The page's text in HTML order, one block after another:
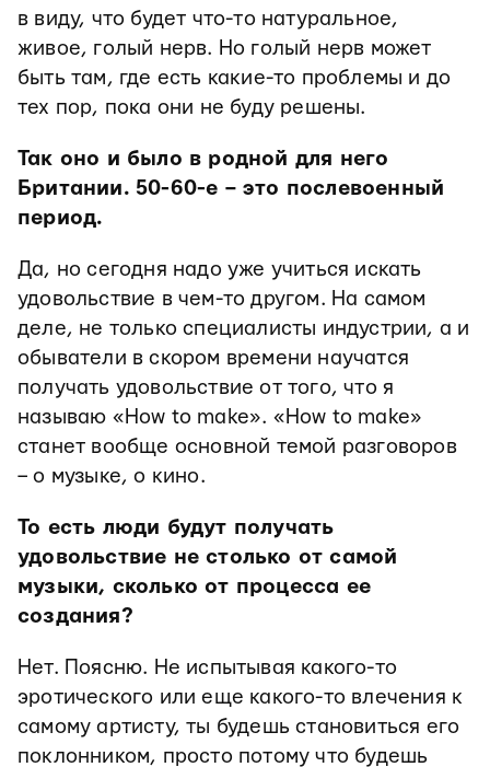
в виду, что будет что-то натуральное,
живое, голый нерв. Но голый нерв может
быть там, где есть какие-то проблемы и до
тех пор, пока они не буду решены.
Так оно и было в родной для него
Британии. 50-60-е – это послевоенный
период.
Да, но сегодня надо уже учиться искать
удовольствие в чем-то другом. На самом
деле, не только специалисты индустрии, а и
обыватели в скором времени научатся
получать удовольствие от того, что я
называю «How to make». «How to make»
станет вообще основной темой разговоров
– о музыке, о кино.
То есть люди будут получать
удовольствие не столько от самой
музыки, сколько от процесса ее
создания?
Нет. Поясню. Не испытывая какого-то
эротического или еще какого-то влечения к
самому артисту, ты будешь становиться его
поклонником, просто потому что будешь